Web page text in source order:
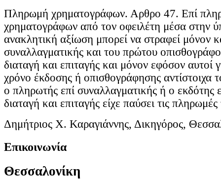
Πληρωμή χρηματογράφων. Αρθρο 47. Επί
χρηματογράφων από τον οφειλέτη μέσα στην
ανακλητική αξίωση μπορεί να στραφεί μόνον
συναλλαγματικής και του πρώτου
διαταγή και επιταγής και μόνον εφόσον αυτοί
χρόνο έκδοσης ή οπισθογράφησης αντίστοιχα
ο πληρωτής επί συναλλαγματικής ή ο εκδότης
διαταγή και επιταγής είχε παύσει τις
Δημήτριος Χ. Καραγιάννης, Δικηγόρος,
Επικοινωνία
Θεσσαλονίκη